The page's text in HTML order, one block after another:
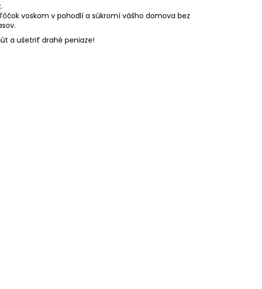
voskom v pohodlí a súkromí vášho domova bez
a ušetriť drahé peniaze!